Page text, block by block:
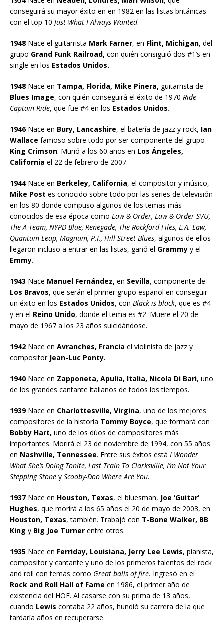
conseguirá su mayor éxito en en 1982 en las listas británicas
con el top 10 Just What I Always Wanted.
1948 Nace el guitarrista Mark Farner, en Flint, Michigan, del
grupo Grand Funk Railroad, con quién consiguió dos #1’s en
single en los Estados Unidos.
1948 Nace en Tampa, Florida, Mike Pinera, guitarrista de
Blues Image, con quién conseguirá el éxito de 1970 Ride
Captain Ride, que fue #4 en los Estados Unidos.
1946Nace en Bury, Lancashire, el batería de jazz y rock, Ian
Wallace famoso sobre todo por ser componente del grupo
King Crimson. Murió a los 60 años en Los Ángeles,
California el 22 de febrero de 2007.
1944Nace en Berkeley, California, el compositor y músico,
Mike Post es conocido sobre todo por las series de televisión
en los 80 donde compuso algunos de los temas más
conocidos de esa época como Law & Order, Law & Order SVU,
The A-Team, NYPD Blue, Renegade, The Rockford Files, L.A. Law,
Quantum Leap, Magnum, P.I., Hill Street Blues, algunos de ellos
llegaron incluso a entrar en las listas, ganó el Grammy y el
Emmy.
1943 Nace Manuel Fernández, en Sevilla, componente de
Los Bravos, que serán el primer grupo español en conseguir
un éxito en los Estados Unidos, con Black is black, que es #4
y en el Reino Unido, donde el tema es #2. Muere el 20 de
mayo de 1967 a los 23 años suicidándose.
1942 Nace en Avranches, Francia el violinista de jazz y
compositor Jean-Luc Ponty.
1940 Nace en Zapponeta, Apulia, Italia, Nicola Di Bari, uno
de los grandes cantante italianos de todos los tiempos.
1939Nace en Charlottesville, Virgina, uno de los mejores
compositores de la historia Tommy Boyce, que formará con
Bobby Hart, uno de los dúos de compositores más
importantes. Morirá el 23 de noviembre de 1994, con 55 años
en Nashville, Tennessee. Entre sus éxitos está I Wonder
What She’s Doing Tonite, Last Train To Clarksville, I’m Not Your
Stepping Stone y Scooby-Doo Where Are You.
1937 Nace en Houston, Texas, el bluesman, Joe ‘Guitar’
Hughes, que morirá a los 65 años el 20 de mayo de 2003, en
Houston, Texas, también. Trabajó con T-Bone Walker, BB
King y Big Joe Turner entre otros.
1935 Nace en Ferriday, Louisiana, Jerry Lee Lewis, pianista,
compositor y cantante y uno de los primeros talentos del rock
and roll con temas como Great balls of fire. Ingresó en el
Rock and Roll Hall of Fame en 1986, el primer año de
existencia del HOF. Al casarse con su prima de 13 años,
cuando Lewis contaba 22 años, hundió su carrera de la que
tardaría años en recuperarse.